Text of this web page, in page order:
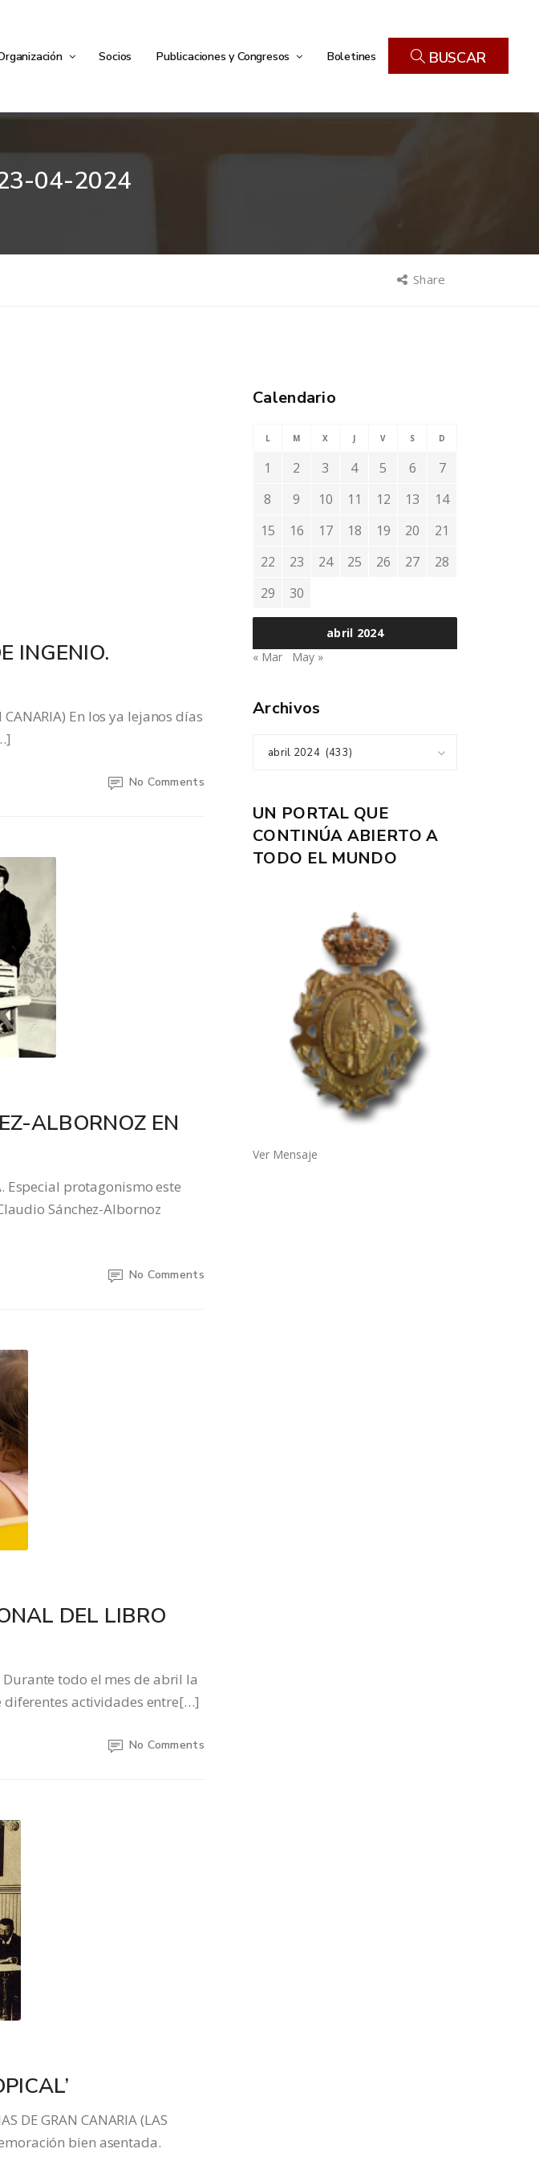
Socios Publicaciones y Congresos Boletines BUSCAR
04-2024
Share
INGENIO.
CANARIA) En los ya lejanos días
No Comments
ALBORNOZ EN
Especial protagonismo este
Sánchez-Albornoz
No Comments
DEL LIBRO
Durante todo el mes de abril la
diferentes actividades entre[…]
No Comments
DE GRAN CANARIA (LAS
bien asentada.
Calendario
abril 2024
L M X J V S D
1 2 3 4 5 6
7
8
9 10 11 12 13
14
15
16 17 18 19 20
21
22
23 24 25 26 27
28
29
30
« Mar May »
Archivos
abril 2024 (433)
UN PORTAL QUE
CONTINÚA ABIERTO A
TODO EL MUNDO
Ver Mensaje